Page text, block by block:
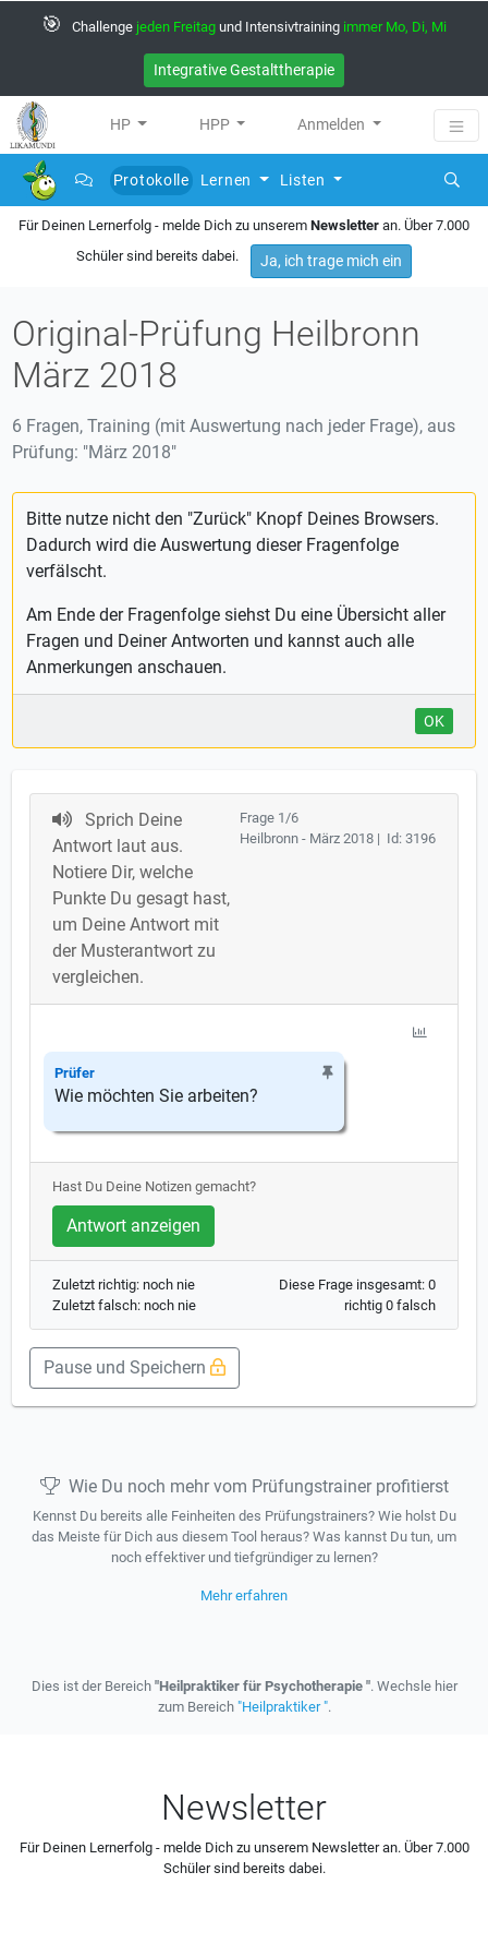
🎯 Challenge jeden Freitag und Intensivtraining immer Mo, Di, Mi
Integrative Gestalttherapie
HP HPP Anmelden
Protokolle
Lernen Listen
Für Deinen Lernerfolg - melde Dich zu unserem Newsletter an. Über 7.000
Schüler sind bereits dabei.
Ja, ich trage mich ein
Original-Prüfung Heilbronn
März 2018
6 Fragen, Training (mit Auswertung nach jeder Frage), aus
Prüfung: "März 2018"
Bitte nutze nicht den "Zurück" Knopf Deines Browsers.
Dadurch wird die Auswertung dieser Fragenfolge
verfälscht.
Am Ende der Fragenfolge siehst Du eine Übersicht aller
Fragen und Deiner Antworten und kannst auch alle
Anmerkungen anschauen.
OK
Sprich Deine
Antwort laut aus.
Notiere Dir, welche
Punkte Du gesagt hast,
um Deine Antwort mit
der Musterantwort zu
vergleichen.
Frage 1/6
Heilbronn - März 2018 | Id: 3196
Prüfer
Wie möchten Sie arbeiten?
Hast Du Deine Notizen gemacht?
Antwort anzeigen
Zuletzt richtig: noch nie
Zuletzt falsch: noch nie
Diese Frage insgesamt: 0
richtig 0 falsch
Pause und Speichern
Wie Du noch mehr vom Prüfungstrainer profitierst
Kennst Du bereits alle Feinheiten des Prüfungstrainers? Wie holst Du
das Meiste für Dich aus diesem Tool heraus? Was kannst Du tun, um
noch effektiver und tiefgründiger zu lernen?
Mehr erfahren
Dies ist der Bereich "Heilpraktiker für Psychotherapie ". Wechsle hier
zum Bereich "Heilpraktiker ".
Newsletter
Für Deinen Lernerfolg - melde Dich zu unserem Newsletter an. Über 7.000
Schüler sind bereits dabei.